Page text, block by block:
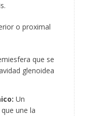
o proximal
que se
glenoidea
Un
une la